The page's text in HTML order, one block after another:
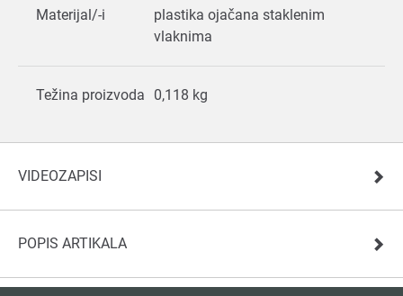
Materijal/-i
plastika ojačana staklenim
vlaknima
Težina proizvoda 0,118 kg
VIDEOZAPISI
POPIS ARTIKALA